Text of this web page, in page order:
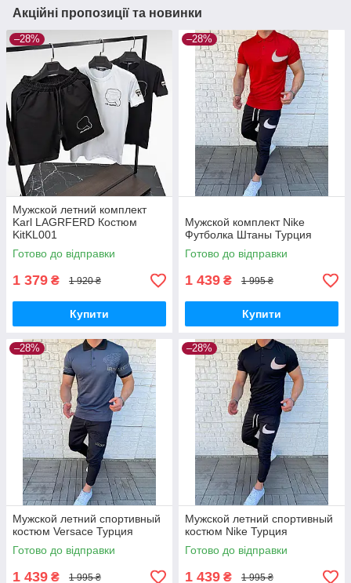
Акційні пропозиції та новинки
–28%
Мужской летний комплект
Karl LAGRFERD Костюм
KitKL001
Готово до відправки
1 379 ₴ 1 920 ₴
Купити
–28%
Мужской комплект Nike
Футболка Штаны Турция
Готово до відправки
1 439 ₴ 1 995 ₴
Купити
–28%
Мужской летний спортивный
костюм Versace Турция
Готово до відправки
1 439 ₴ 1 995 ₴
–28%
Мужской летний спортивный
костюм Nike Турция
Готово до відправки
1 439 ₴ 1 995 ₴